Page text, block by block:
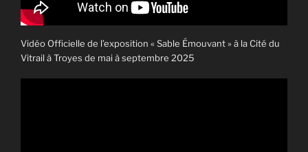
Vidéo Officielle de l’exposition « Sable Émouvant » à la Cité du
Vitrail à Troyes de mai à septembre 2025